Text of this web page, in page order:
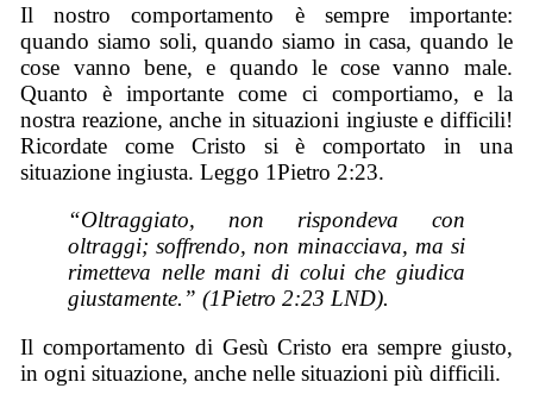
Il nostro comportamento è sempre importante:
quando siamo soli, quando siamo in casa, quando le
cose vanno bene, e quando le cose vanno male.
Quanto è importante come ci comportiamo, e la
nostra reazione, anche in situazioni ingiuste e difficili!
Ricordate come Cristo si è comportato in una
situazione ingiusta. Leggo 1Pietro 2:23.
“Oltraggiato, non rispondeva con
oltraggi; soffrendo, non minacciava, ma si
rimetteva nelle mani di colui che giudica
giustamente.” (1Pietro 2:23 LND).
Il comportamento di Gesù Cristo era sempre giusto,
in ogni situazione, anche nelle situazioni più difficili.